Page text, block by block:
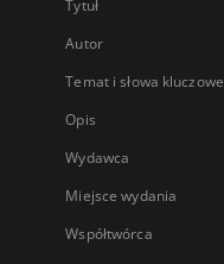
Tytuł
Autor
Temat i słowa kluczowe
Opis
Wydawca
Miejsce wydania
Współtwórca